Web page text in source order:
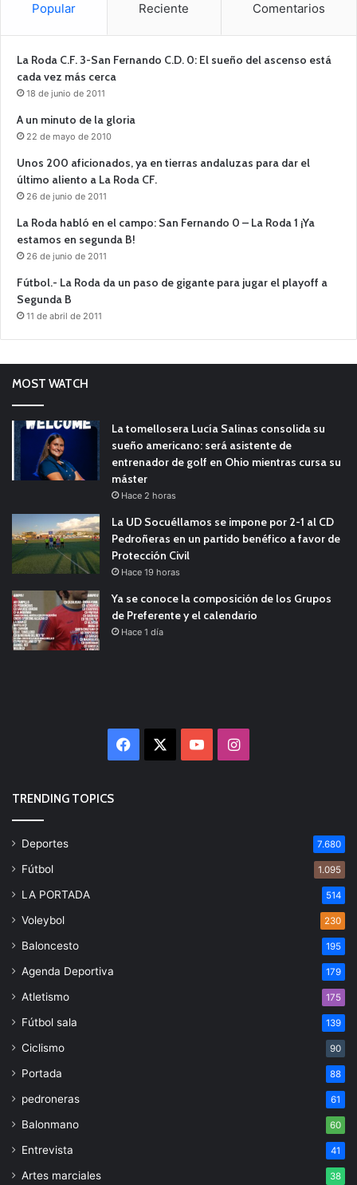
Popular Reciente Comentarios
La Roda C.F. 3-San Fernando C.D. 0: El sueño del ascenso está
cada vez más cerca
18 de junio de 2011
A un minuto de la gloria
22 de mayo de 2010
Unos 200 aficionados, ya en tierras andaluzas para dar el
último aliento a La Roda CF.
26 de junio de 2011
La Roda habló en el campo: San Fernando 0 – La Roda 1 ¡Ya
estamos en segunda B!
26 de junio de 2011
Fútbol.- La Roda da un paso de gigante para jugar el playoff a
Segunda B
11 de abril de 2011
MOST WATCH
La tomellosera Lucía Salinas consolida su
sueño americano: será asistente de
entrenador de golf en Ohio mientras cursa su
máster
Hace 2 horas
La UD Socuéllamos se impone por 2-1 al CD
Pedroñeras en un partido benéfico a favor de
Protección Civil
Hace 19 horas
Ya se conoce la composición de los Grupos
de Preferente y el calendario
Hace 1 día
Facebook YouTubeInstagram
TRENDING TOPICS
Deportes 7.680
Fútbol 1.095
LA PORTADA 514
Voleybol 230
Baloncesto 195
Agenda Deportiva 179
Atletismo 175
Fútbol sala 139
Ciclismo 90
Portada 88
pedroneras 61
Balonmano 60
Entrevista 41
Artes marciales 38